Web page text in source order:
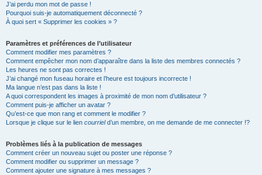
J’ai perdu mon mot de passe !
Pourquoi suis-je automatiquement déconnecté ?
À quoi sert « Supprimer les cookies » ?
Paramètres et préférences de l’utilisateur
Comment modifier mes paramètres ?
Comment empêcher mon nom d’apparaître dans la liste des membres connectés ?
Les heures ne sont pas correctes !
J’ai changé mon fuseau horaire et l’heure est toujours incorrecte !
Ma langue n’est pas dans la liste !
A quoi correspondent les images à proximité de mon nom d’utilisateur ?
Comment puis-je afficher un avatar ?
Qu’est-ce que mon rang et comment le modifier ?
Lorsque je clique sur le lien courrield’un membre, on me demande de me connecter !?
Problèmes liés à la publication de messages
Comment créer un nouveau sujet ou poster une réponse ?
Comment modifier ou supprimer un message ?
Comment ajouter une signature à mes messages ?